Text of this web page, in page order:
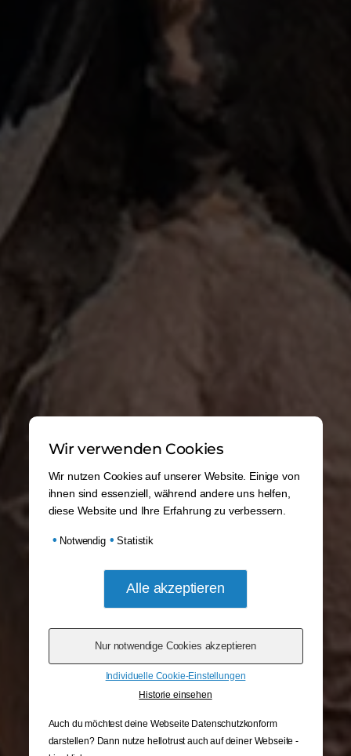
Wir verwenden Cookies
Wir nutzen Cookies auf unserer Website. Einige von
ihnen sind essenziell, während andere uns helfen,
diese Website und Ihre Erfahrung zu verbessern.
• Notwendig • Statistik
Individuelle Cookie-Einstellungen
Historie einsehen
Auch du möchtest deine Webseite Datenschutzkonform
darstellen? Dann nutze hellotrust auch auf deiner Webseite -